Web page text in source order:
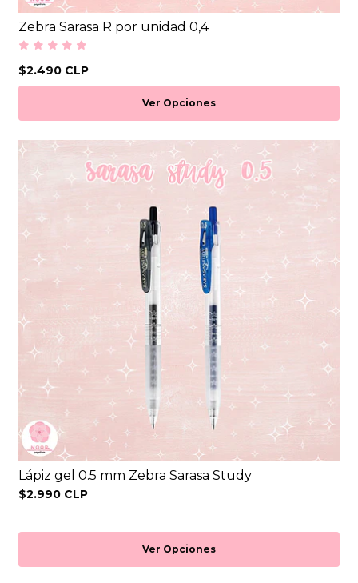
Zebra Sarasa R por unidad 0,4
$2.490 CLP
Ver Opciones
Lápiz gel 0.5 mm Zebra Sarasa Study
$2.990 CLP
Ver Opciones